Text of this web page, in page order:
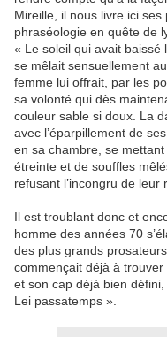
Mireille, il nous livre ici
phraséologie en quête de
« Le soleil qui avait baissé
se mêlait sensuellement
femme lui offrait, par les
sa volonté qui dès
couleur sable si doux. La
avec l’éparpillement de
en sa chambre, se
étreinte et de souffles
refusant l’incongru de leur
Il est troublant donc et
homme des années 70
des plus grands
commençait déjà à
et son cap déjà bien
Lei passatemps ».